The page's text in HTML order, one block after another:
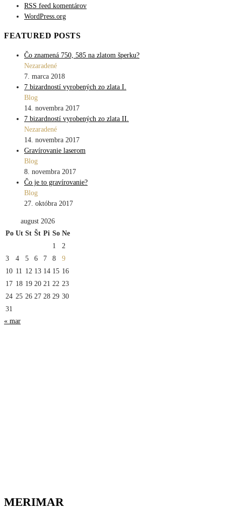
RSS feed komentárov
WordPress.org
FEATURED POSTS
Čo znamená 750, 585 na zlatom šperku?
Nezaradené
7. marca 2018
7 bizardností vyrobených zo zlata I.
Blog
14. novembra 2017
7 bizardností vyrobených zo zlata II.
Nezaradené
14. novembra 2017
Gravírovanie laserom
Blog
8. novembra 2017
Čo je to gravírovanie?
Blog
27. októbra 2017
august 2026
Po Ut St Št Pi So Ne
1
2
3
4 5 6 7 8
9
10 11 12 13 14 15 16
17 18 19 20 21 22 23
24 25 26 27 28 29 30
31
« mar
MERIMAR